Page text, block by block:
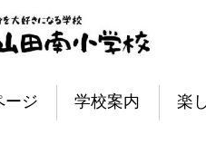
ージ 学校案内 楽